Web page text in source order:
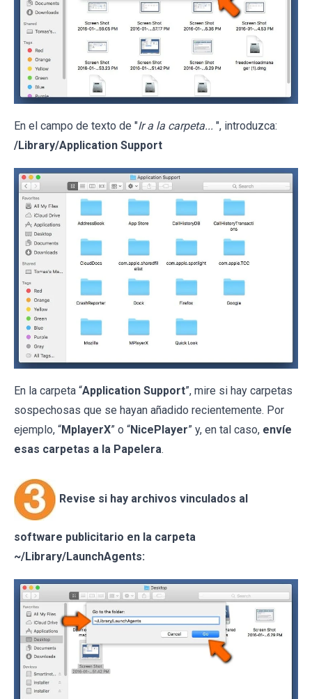
En el campo de texto de "Ir a la carpeta... ", introduzca:
/Library/Application Support
En la carpeta “Application Support”, mire si hay carpetas
sospechosas que se hayan añadido recientemente. Por
ejemplo, “MplayerX” o “NicePlayer” y, en tal caso, envíe
esas carpetas a la Papelera.
Revise si hay archivos vinculados al
software publicitario en la carpeta
~/Library/LaunchAgents: